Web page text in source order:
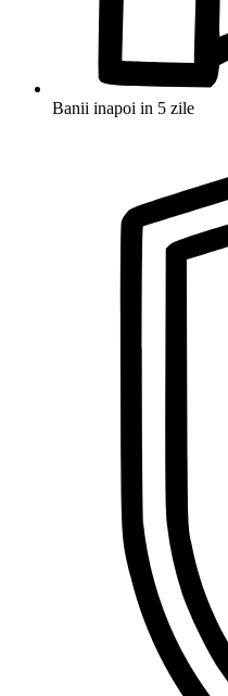
Banii inapoi in 5 zile